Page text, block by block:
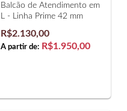
Balcão de Atendimento em
L - Linha Prime 42 mm
R$2.130,00
A partir de: R$1.950,00